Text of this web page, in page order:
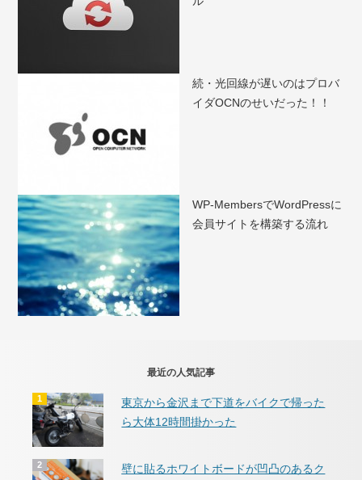
続・光回線が遅いのはプロバ
イダOCNのせいだった！！
WP-MembersでWordPressに
会員サイトを構築する流れ
最近の人気記事
東京から金沢まで下道をバイクで帰った
ら大体12時間掛かった
壁に貼るホワイトボードが凹凸のあるク